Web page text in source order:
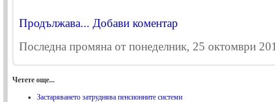
Продължава... Добави коментар
Последна промяна от понеделник, 25 октомври
Четете още...
Застаряването затруднява пенсионните системи